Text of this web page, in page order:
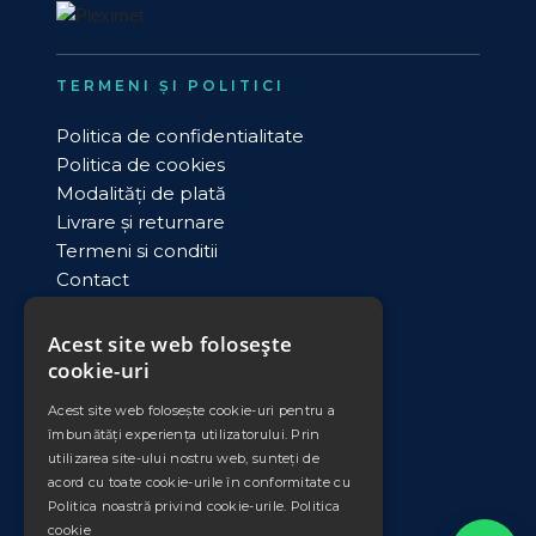
TERMENI ȘI POLITICI
Politica de confidentialitate
Politica de cookies
Modalități de plată
Livrare și returnare
Termeni si conditii
Contact
DATE COMERCIALE
PLEXIMET SRL
Cod unic de inregistrare: RO11008735
Nr. Ord. Reg. Com./an: J33/553/1998
Sucursala: Falticeni
Acest site web folosește
cookie-uri
Acest site web folosește cookie-uri pentru a
îmbunătăți experiența utilizatorului. Prin
utilizarea site-ului nostru web, sunteți de
acord cu toate cookie-urile în conformitate cu
Politica noastră privind cookie-urile. Politica
cookie